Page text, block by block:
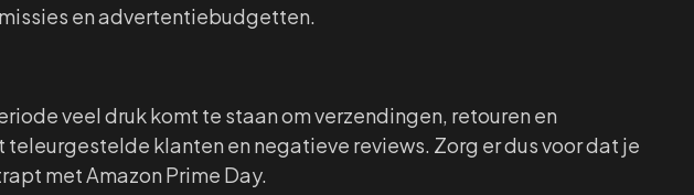
en advertentiebudgetten.
veel druk komt te staan om verzendingen, retouren en
klanten en negatieve reviews. Zorg er dus voor dat je
met Amazon Prime Day.